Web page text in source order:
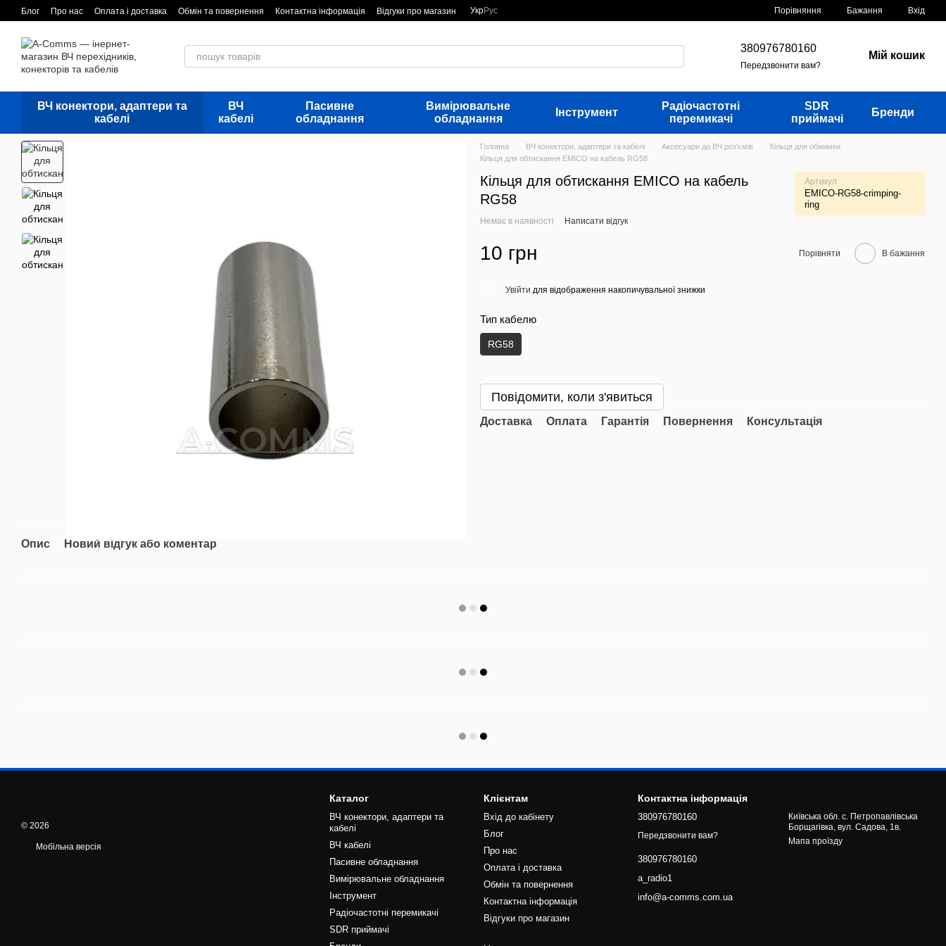
Перейти до основного контенту
Блог Про нас Оплата і доставка Обмін та повернення Контактна інформація Відгуки про магазин УкрРус Порівняння Бажання Вхід
380976780160
Передзвонити вам?
Мій кошик
ВЧ конектори, адаптери та
кабелі
ВЧ
кабелі
Пасивне
обладнання
Вимірювальне
обладнання
Інструмент
Радіочастотні
перемикачі
SDR
приймачі
Бренди
Опис Новий відгук або коментар
Головна ВЧ конектори, адаптери та кабелі Аксесуари до ВЧ роз'ємів
Кільця для обжимки
Кільця для обтискання EMICO на кабель RG58
Кільця для обтискання EMICO на кабель
RG58
Артикул
EMICO-RG58-crimping-
ring
Немає в наявності Написати відгук
10 грн Порівняти В бажання
Увійти для відображення накопичувальної знижки
Тип кабелю
RG58
Повідомити, коли з'явиться
Доставка Оплата Гарантія Повернення Консультація
© 2026
Мобільна версія
Каталог
ВЧ конектори, адаптери та
кабелі
ВЧ кабелі
Пасивне обладнання
Вимірювальне обладнання
Інструмент
Радіочастотні перемикачі
SDR приймачі
Клієнтам
Вхід до кабінету
Блог
Про нас
Оплата і доставка
Обмін та повернення
Контактна інформація
Відгуки про магазин
Контактна інформація
380976780160
Передзвонити вам?
380976780160
a_radio1
info@a-comms.com.ua
Київська обл. с. Петропавлівська
Борщагівка, вул. Садова, 1в.
Мапа проїзду